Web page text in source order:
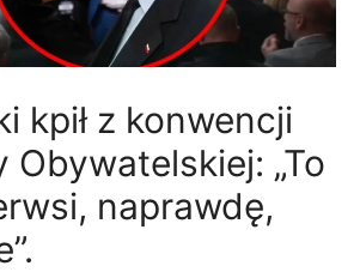
kpił z konwencji
Obywatelskiej: „To
naprawdę,